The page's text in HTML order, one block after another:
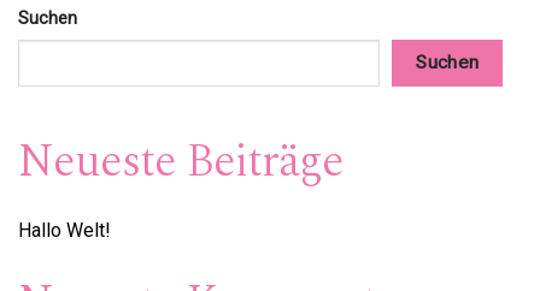
Suchen
Suchen
Neueste Beiträge
Hallo Welt!